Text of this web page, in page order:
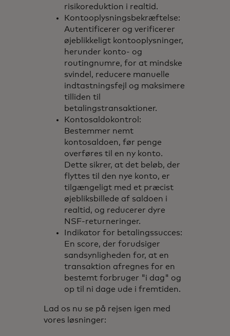
risikoreduktion i realtid.
Kontooplysningsbekræftelse:
Autentificerer og verificerer
øjeblikkeligt kontooplysninger,
herunder konto- og
routingnumre, for at mindske
svindel, reducere manuelle
indtastningsfejl og maksimere
tilliden til
betalingstransaktioner.
Kontosaldokontrol:
Bestemmer nemt
kontosaldoen, før penge
overføres til en ny konto.
Dette sikrer, at det beløb, der
flyttes til den nye konto, er
tilgængeligt med et præcist
øjebliksbillede af saldoen i
realtid, og reducerer dyre
NSF-returneringer.
Indikator for betalingssucces:
En score, der forudsiger
sandsynligheden for, at en
transaktion afregnes for en
bestemt forbruger "i dag" og
op til ni dage ude i fremtiden.
Lad os nu se på rejsen igen med
vores løsninger: